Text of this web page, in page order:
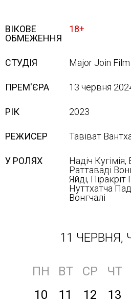
ВІКОВЕ
ОБМЕЖЕННЯ
18+
СТУДІЯ Major Join Film
ПРЕМ'ЄРА 13 червня
РІК 2023
РЕЖИСЕР Тавіват
У РОЛЯХ
Надіч Кугімія,
Раттаваді
Яйді, Піракріт
Нуттхатча
Вонгчалі
11 ЧЕРВНЯ,
ПН ВТ СР ЧТ
10
11 12 13